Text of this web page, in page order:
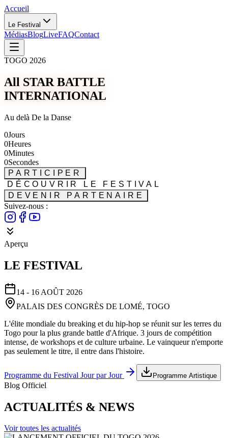
Accueil
Le Festival
MédiasBlogLiveFAQContact
TOGO 2026
All STAR BATTLE
INTERNATIONAL
Au delà De la Danse
0Jours
0Heures
0Minutes
0Secondes
PARTICIPER
DÉCOUVRIR LE FESTIVAL
DEVENIR PARTENAIRE
Suivez-nous :
Aperçu
LE FESTIVAL
14 - 16 AOÛT 2026
PALAIS DES CONGRÈS DE LOMÉ, TOGO
L'élite mondiale du breaking et du hip-hop se réunit sur les terres du
Togo pour la plus grande battle d'Afrique. 3 jours de compétition
intense, de workshops et de culture urbaine. Le vainqueur n'emporte
pas seulement le titre, il entre dans l'histoire.
Programme du Festival Jour par Jour Programme Artistique
Blog Officiel
ACTUALITÉS & NEWS
Voir toutes les actualités